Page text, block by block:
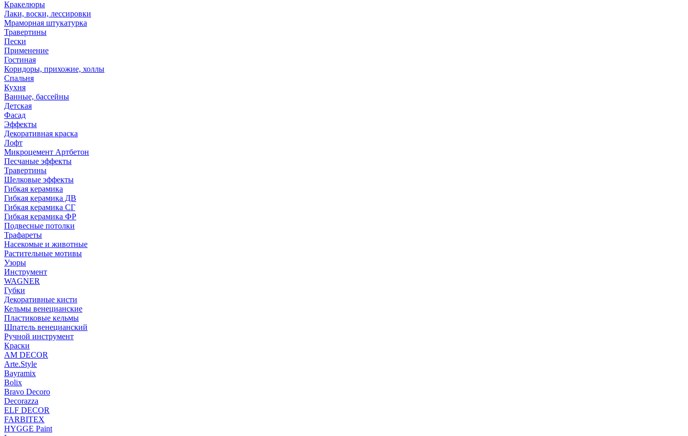
Кракелюры
Лаки, воски, лессировки
Мраморная штукатурка
Травертины
Пески
Применение
Гостиная
Коридоры, прихожие, холлы
Спальня
Кухня
Ванные, бассейны
Детская
Фасад
Эффекты
Декоративная краска
Лофт
Микроцемент Артбетон
Песчаные эффекты
Травертины
Шелковые эффекты
Гибкая керамика
Гибкая керамика ДВ
Гибкая керамика СГ
Гибкая керамика ФР
Подвесные потолки
Трафареты
Насекомые и животные
Растительные мотивы
Узоры
Инструмент
WAGNER
Губки
Декоративные кисти
Кельмы венецианские
Пластиковые кельмы
Шпатель венецианский
Ручной инструмент
Краски
AM DECOR
Arte.Style
Bayramix
Bolix
Bravo Decoro
Decorazza
ELF DECOR
FARBITEX
HYGGE Paint